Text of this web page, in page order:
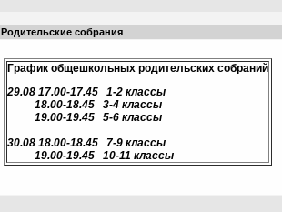
Родительские собрания
График общешкольных родительских собраний
29.08 17.00-17.45 1-2 классы
18.00-18.45 3-4 классы
19.00-19.45 5-6 классы
30.08 18.00-18.45 7-9 классы
19.00-19.45 10-11 классы